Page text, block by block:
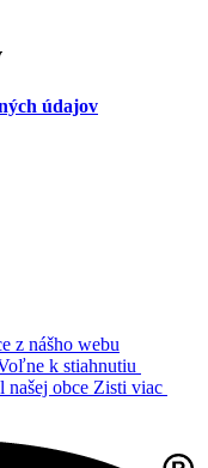
údajov
z nášho webu
k stiahnutiu
našej obce Zisti viac